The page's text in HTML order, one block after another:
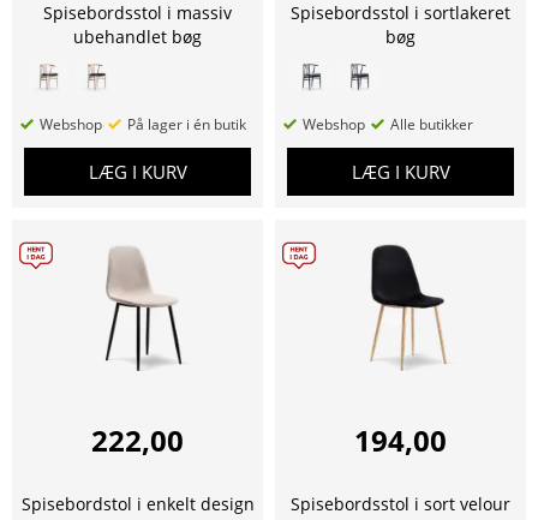
Spisebordsstol i massiv
ubehandlet bøg
Webshop På lager i én butik
LÆG I KURV
Spisebordsstol i sortlakeret
bøg
Webshop Alle butikker
LÆG I KURV
222,00
Spisebordstol i enkelt design
194,00
Spisebordsstol i sort velour